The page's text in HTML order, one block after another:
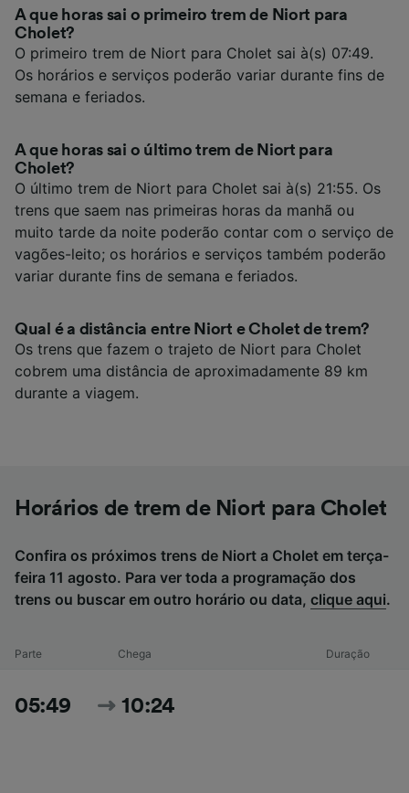
A que horas sai o primeiro trem de Niort para
Cholet?
O primeiro trem de Niort para Cholet sai à(s) 07:49.
Os horários e serviços poderão variar durante fins de
semana e feriados.
A que horas sai o último trem de Niort para
Cholet?
O último trem de Niort para Cholet sai à(s) 21:55. Os
trens que saem nas primeiras horas da manhã ou
muito tarde da noite poderão contar com o serviço de
vagões-leito; os horários e serviços também poderão
variar durante fins de semana e feriados.
Qual é a distância entre Niort e Cholet de trem?
Os trens que fazem o trajeto de Niort para Cholet
cobrem uma distância de aproximadamente 89 km
durante a viagem.
Horários de trem de Niort para Cholet
Confira os próximos trens de Niort a Cholet em terça-
feira 11 agosto. Para ver toda a programação dos
trens ou buscar em outro horário ou data, clique aqui.
Parte Chega Duração
05:49 10:24